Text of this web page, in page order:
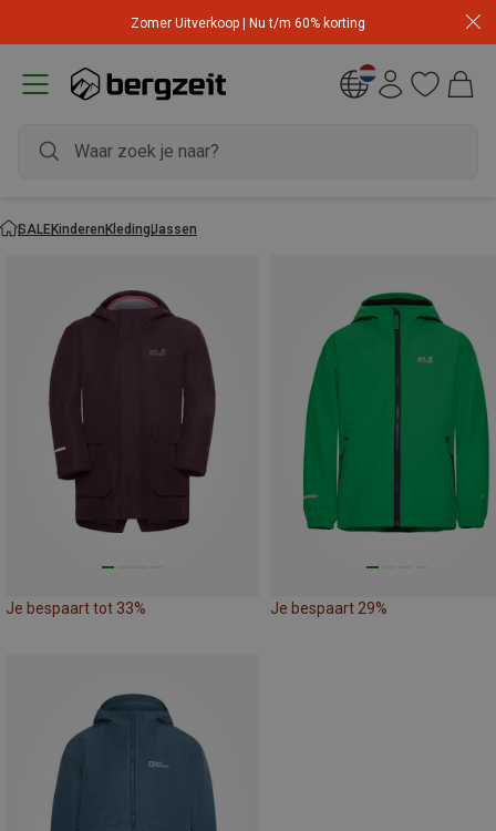
Zomer Uitverkoop | Nu t/m 60% korting
SALEKinderenKledingJassen
Je bespaart tot 33% Je bespaart 29%